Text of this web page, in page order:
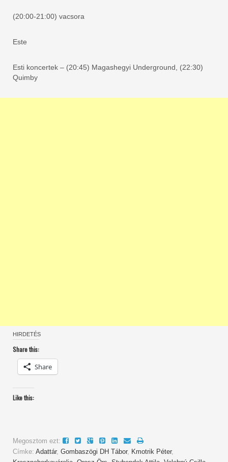
(20:00-21:00) vacsora
Este
Esti koncertek – (20:45) Magashegyi Underground, (22:30)
Quimby
HIRDETÉS
Share this:
Share
Like this:
Megosztom ezt:
Címke: Adattár, Gombaszögi DH Tábor, Kmotrik Péter,